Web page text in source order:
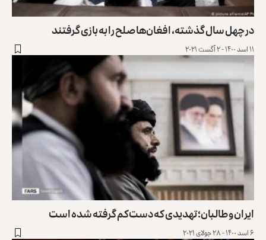
در چهل سال گذشته، افغان‌ها صلح را به بازی گرفتند
۱۱ اسد ۱۴۰۰ - ۲ آگست ۲۰۲۱
ایران و طالبان؛ تهدیدی که دست‌کم گرفته شده است
۶ اسد ۱۴۰۰ - ۲۸ جولای ۲۰۲۱